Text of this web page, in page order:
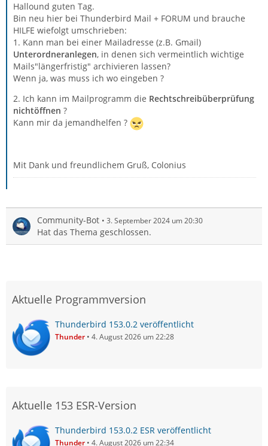
Hallound guten Tag.
Bin neu hier bei Thunderbird Mail + FORUM und brauche
HILFE wiefolgt umschrieben:
1. Kann man bei einer Mailadresse (z.B. Gmail)
Unterordneranlegen, in denen sich vermeintlich wichtige
Mails"längerfristig" archivieren lassen?
Wenn ja, was muss ich wo eingeben ?
2. Ich kann im Mailprogramm die Rechtschreibüberprüfung
nichtöffnen ?
Kann mir da jemandhelfen ?
Mit Dank und freundlichem Gruß, Colonius
Community-Bot 3. September 2024 um 20:30
Hat das Thema geschlossen.
Aktuelle Programmversion
Thunderbird 153.0.2 veröffentlicht
Thunder 4. August 2026 um 22:28
Aktuelle 153 ESR-Version
Thunderbird 153.0.2 ESR veröffentlicht
Thunder 4. August 2026 um 22:34